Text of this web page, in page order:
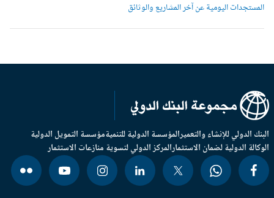
المستجدات اليومية عن آخر المشاريع والوثائق
الدولي للإنشاء والتعميرالمؤسسة الدولية للتنميةمؤسسة التمويل الدولية
الدولية لضمان الاستثمارالمركز الدولي لتسوية منازعات الاستثمار